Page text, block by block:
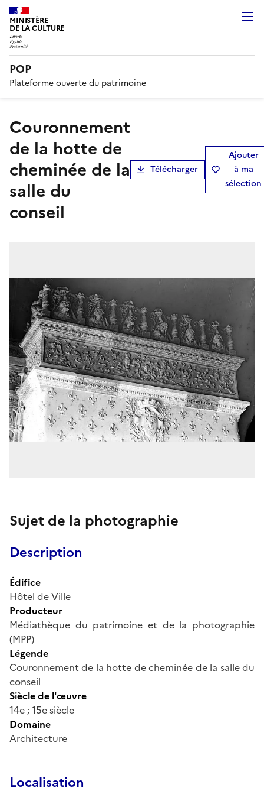
MINISTÈRE
DE LA CULTURE
POP
Plateforme ouverte du patrimoine
Couronnement
de la hotte de
cheminée de la
salle du
conseil
Télécharger
Ajouter
à ma
sélection
Sujet de la photographie
Description
Édifice
Hôtel de Ville
Producteur
Médiathèque du patrimoine et de la photographie
(MPP)
Légende
Couronnement de la hotte de cheminée de la salle du
conseil
Siècle de l'œuvre
14e ; 15e siècle
Domaine
Architecture
Localisation